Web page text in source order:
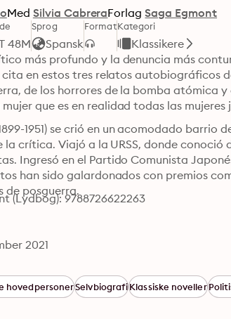
Med Silvia CabreraForlag Saga Egmont
48M
Sprog
Spansk
FormatKategori
Klassikere
más profundo y la denuncia más
cita en estos tres relatos autobiográficos
de los horrores de la bomba atómica y
que es en realidad todas las mujeres
1951) se crió en un acomodado barrio
crítica. Viajó a la URSS, donde
Ingresó en el Partido Comunista
han sido galardonados con premios
de posguerra.
(Lydbog): 9788726622263
2021
hovedpersonerSelvbiografiKlassiske noveller